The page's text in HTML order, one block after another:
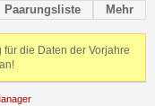
Paarungsliste Mehr
die Daten der Vorjahre